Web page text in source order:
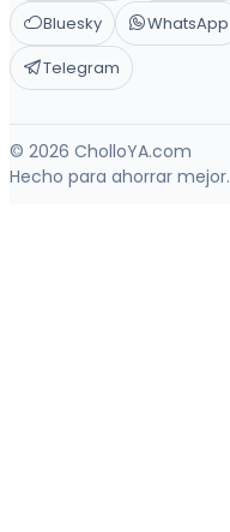
Bluesky
WhatsApp
Telegram
© 2026 CholloYA.com
Hecho para ahorrar mejor.